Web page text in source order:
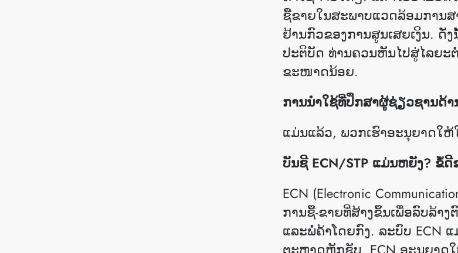
ຊື້ຂາຍໃນສະພາບແວດລ້ອມການ
ຢ້ານກົວຂອງການສູນເສຍເງິນ. ດັ່
ປະຕິບັດ ທ່ານຄວນຫັນໄປສູ່ໄລຍະ
ຂະໜາດນ້ອຍ.
ການນໍາໃຊ້ທີ່ປຶກສາຜູ້ຊ່ຽວຊານດ້
ແມ່ນແລ້ວ, ພວກເຮົາອະນຸຍາດໃ
ບັນຊີ ECN/STP ແມ່ນຫຍັງ? ຂໍ້
ECN (Electronic
ການຊື້-ຂາຍທີ່ສ້າງຂຶ້ນເພື່ອລົບລ້າ
ແລະພໍ່ຄ້າໂດຍກົງ. ລະບົບ ECN
ຕະຫຼາດຫຼັກຊັບ, ECN ອະນຸຍາດ